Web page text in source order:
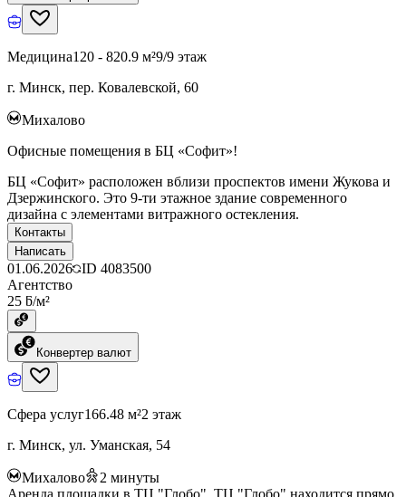
Медицина120 - 820.9 м²9/9 этаж
г. Минск, пер. Ковалевской, 60
Михалово
Офисные помещения в БЦ «Софит»!
БЦ «Софит» расположен вблизи проспектов имени Жукова и
Дзержинского. Это 9-ти этажное здание современного
дизайна с элементами витражного остекления.
Контакты
Написать
01.06.2026 ID 4083500
Агентство
25 ƃ/м²
Конвертер валют
Сфера услуг166.48 м²2 этаж
г. Минск, ул. Уманская, 54
Михалово 2 минуты
Аренда площадки в ТЦ "Глобо". ТЦ "Глобо" находится прямо